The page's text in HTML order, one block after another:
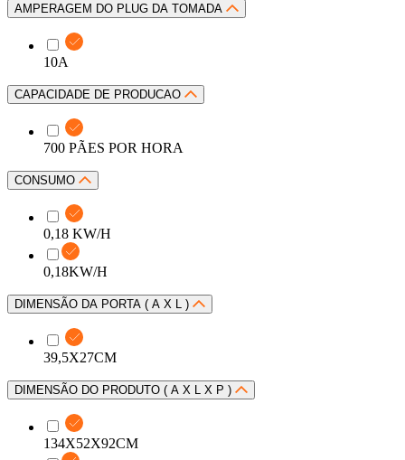
AMPERAGEM DO PLUG DA TOMADA
10A
CAPACIDADE DE PRODUCAO
700 PÃES POR HORA
CONSUMO
0,18 KW/H
0,18KW/H
DIMENSÃO DA PORTA ( A X L )
39,5X27CM
DIMENSÃO DO PRODUTO ( A X L X P )
134X52X92CM